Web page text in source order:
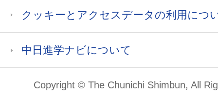
クッキーとアクセスデータの利用につ
中日進学ナビについて
Copyright © The Chunichi Shimbun, All